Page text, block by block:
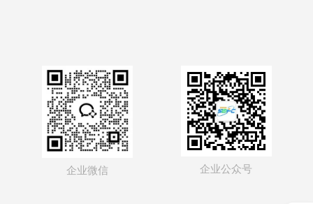
企业微信 企业公众号